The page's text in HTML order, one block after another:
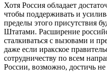
Хотя Россия обладает
чтобы поддерживать и
пределы этого присутствия
Штатами. Расширение
сталкиваться с вызовами и
даже если иракское
сотрудничеству по всем
России, возможно, достичь не